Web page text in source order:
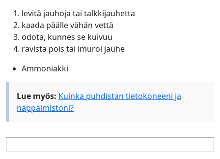
levitä jauhoja tai talkkijauhetta
kaada päälle vähän vettä
odota, kunnes se kuivuu
ravista pois tai imuroi jauhe
Ammoniakki
Lue myös: Kuinka puhdistan tietokoneeni ja
näppäimistöni?